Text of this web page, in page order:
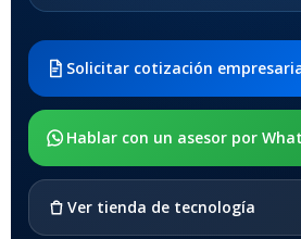
2021
x205
Solicitar cotización
Hablar con un asesor por
Ver tienda de tecnología